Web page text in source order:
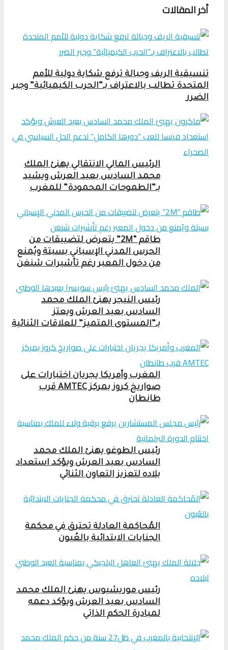
أخر المقالات
تنسيقية الريف وجبالة ترفع شكاية دولية للأمم
المتحدة تطالب بالاعتراف بـ”الحرب الكيميائية” وجبر
الضرر
الرئيس المالي الانتقالي يهنئ الملك
محمد السادس بعيد العرش ويشيد
بـ”الطموحات المحمودة” للمغرب
طاقم “2M” يتعرض لتضييقات من
الحرس المدني الإسباني بسبتة ويُمنع
من دخول المعبر رغم تأشيرات شنغن
رئيس النيجر يهنئ الملك محمد
السادس بعيد العرش ويعتز
بـ”المستوى المتميز” للعلاقات الثنائية
المغرب وأمريكا يجريان اختبارات على
صواريخ كروز بمركز AMTEC قرب
طانطان
رئيس الطوغو يهنئ الملك محمد
السادس بعيد العرش ويؤكد استعداد
بلاده لتعزيز التعاون الثنائي
المُحاكمة العادلة تحترق في محكمة
الجنايات الابتدائية بالعُيون
رئيس موريشيوس يهنئ الملك محمد
السادس بعيد العرش ويؤكد دعمه
لمبادرة الحكم الذاتي